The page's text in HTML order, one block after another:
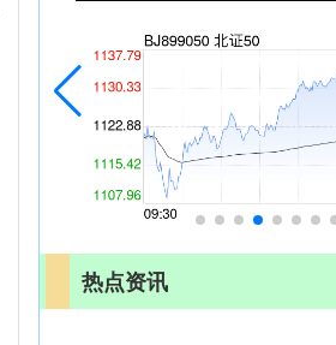
热点资讯